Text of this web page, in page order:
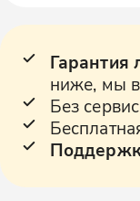
Гарантия
ниже, мы
Без